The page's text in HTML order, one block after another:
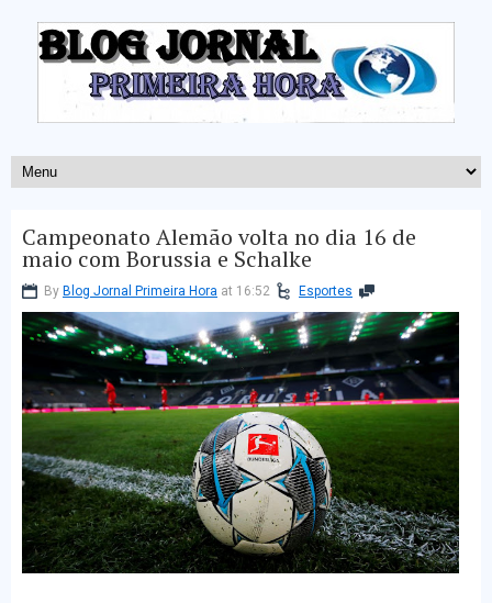
Campeonato Alemão volta no dia 16 de
maio com Borussia e Schalke
By Blog Jornal Primeira Hora at 16:52 Esportes